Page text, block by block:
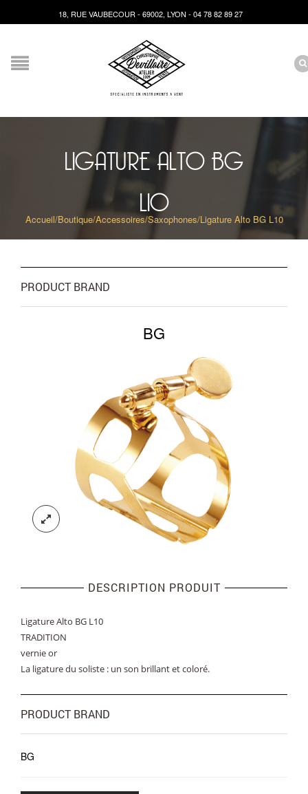
18, RUE VAUBECOUR - 69002, LYON - 04 78 82 89 27
LIGATURE ALTO BG
L10
Accueil/Boutique/Accessoires/Saxophones/Ligature Alto BG L10
DESCRIPTION PRODUIT
Ligature Alto BG L10
TRADITION
vernie or
La ligature du soliste : un son brillant et coloré.
PRODUCT BRAND
BG
PRODUCT BRAND
BG